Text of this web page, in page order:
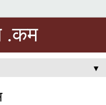
.कम
▼